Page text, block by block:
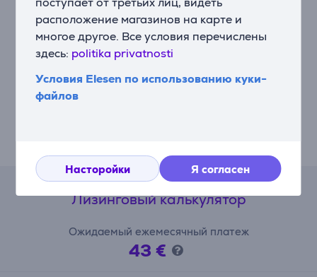
расположение магазинов на карте и
многое другое. Все условия перечислены
здесь: politika privatnosti
Условия Elesen по использованию куки-
файлов
Насторойки Я согласен
полный обзор внутреннего пространства
посудомоечной машины, что делает загрузку и
выгрузку исключительно удобными.
Эта умная посудомоечная машина предусматривает
возможность дистанционного контроля и
Лизинговый калькулятор
Ожидаемый ежемесячный платеж
43 €